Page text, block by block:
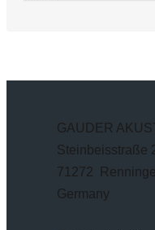
GAUDER
Steinbeisstraße
71272
Germany